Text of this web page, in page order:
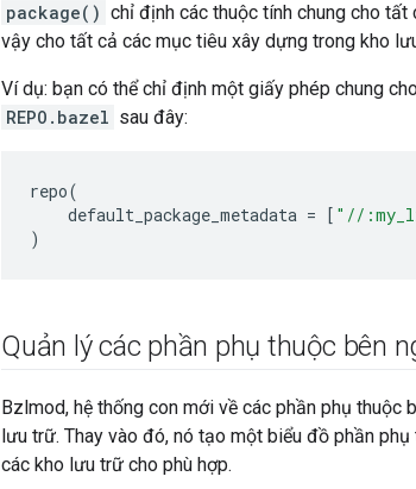
package() chỉ định các thuộc tính chung cho
vậy cho tất cả các mục tiêu xây dựng trong kho
Ví dụ: bạn có thể chỉ định một giấy phép chung
REPO.bazel sau đây:
repo(
default_package_metadata = [ "//
)
Quản lý các phần phụ thuộc bên
Bzlmod, hệ thống con mới về các phần phụ
lưu trữ. Thay vào đó, nó tạo một biểu đồ phần
các kho lưu trữ cho phù hợp.